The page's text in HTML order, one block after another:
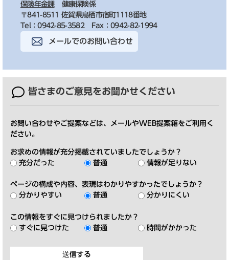
保険年金課
健康保険係
〒841-8511 佐賀県鳥栖市宿町1118番地
Tel：0942-85-3582
Fax：0942-82-1994
メールでのお問い合わせ
皆さまのご意見をお聞かせください
お問い合わせやご提案などは、メールやWEB提案箱をご利用く
ださい。
お求めの情報が充分掲載されていましたでしょうか？
充分だった
普通 情報が足りない
ページの構成や内容、表現はわかりやすかったでしょうか？
分かりやすい
普通 分かりにくい
この情報をすぐに見つけられましたか？
すぐに見つけた
普通 時間がかかった